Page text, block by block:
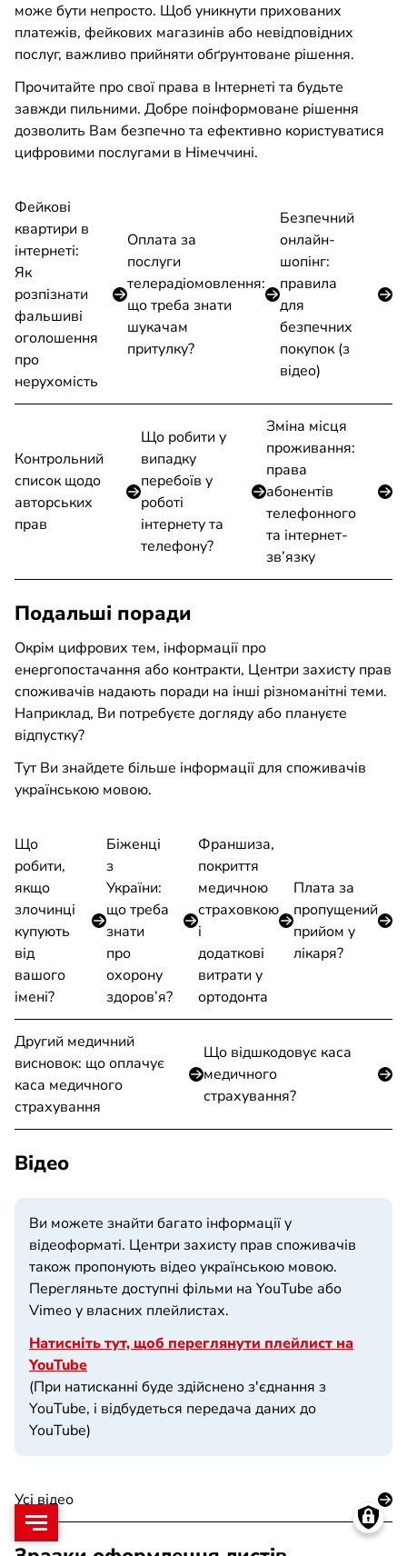
може бути непросто. Щоб уникнути прихованих
платежів, фейкових магазинів або невідповідних
послуг, важливо прийняти обґрунтоване рішення.
Прочитайте про свої права в Інтернеті та будьте
завжди пильними. Добре поінформоване рішення
дозволить Вам безпечно та ефективно користуватися
цифровими послугами в Німеччині.
Фейкові
квартири в
інтернеті:
Як
розпізнати
фальшиві
оголошення
про
нерухомість
Оплата за
послуги
телерадіомовлення:
що треба знати
шукачам
притулку?
Безпечний
онлайн-
шопінг:
правила
для
безпечних
покупок (з
вiдео)
Контрольний
список щодо
авторських
прав
Що робити у
випадку
перебоїв у
роботі
інтернету та
телефону?
Зміна місця
проживання:
права
абонентів
телефонного
та інтернет-
зв’язку
Подальші поради
Окрім цифрових тем, інформації про
енергопостачання або контракти, Центри захисту прав
споживачів надають поради на інші різноманітні теми.
Наприклад, Ви потребуєте догляду або плануєте
відпустку?
Тут Ви знайдете більше інформації для споживачів
українською мовою.
Що
робити,
якщо
злочинці
купують
від
вашого
імені?
Біженці
з
України:
що треба
знати
про
охорону
здоров’я?
Франшиза,
покриття
медичною
страховкою
і
додаткові
витрати у
ортодонта
Плата за
пропущений
прийом у
лікаря?
Другий медичний
висновок: що оплачує
каса медичного
страхування
Що відшкодовує каса
медичного
страхування?
Відео
Ви можете знайти багато інформації у
відеоформаті. Центри захисту прав споживачів
також пропонують відео українською мовою.
Перегляньте доступні фільми на YouTube або
Vimeo у власних плейлистах.
Натисніть тут, щоб переглянути плейлист на
YouTube
(При натисканні буде здійснено з'єднання з
YouTube, і відбудеться передача даних до
YouTube)
Усі відео